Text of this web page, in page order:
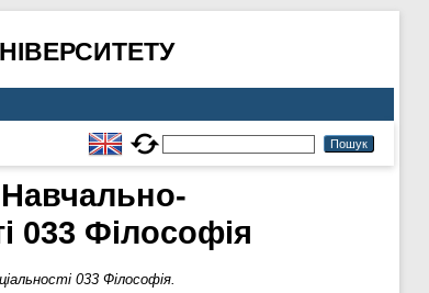
Навчально-
033 Філософія
033 Філософія.